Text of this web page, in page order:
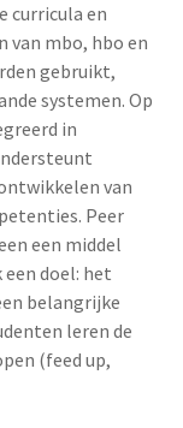
curricula en
van mbo, hbo en
gebruikt,
systemen. Op
in
van
Peer
een middel
doel: het
belangrijke
leren de
(feed up,